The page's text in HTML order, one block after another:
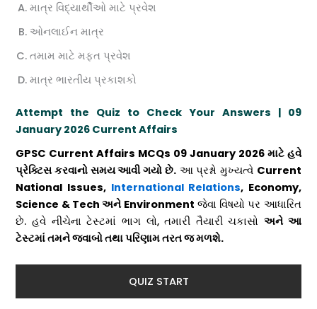
માત્ર વિદ્યાર્થીઓ માટે પ્રવેશ
ઓનલાઈન માત્ર
તમામ માટે મફત પ્રવેશ
માત્ર ભારતીય પ્રકાશકો
Attempt the Quiz to Check Your Answers | 09
January 2026 Current Affairs
GPSC Current Affairs MCQs 09 January2026 માટે હવે
પ્રેક્ટિસ કરવાનો સમય આવી ગયો છે.આ પ્રશ્નો મુખ્યત્વે Current
National Issues, International Relations, Economy,
Science & Tech અને Environment જેવા વિષયો પર આધારિત
છે. હવે નીચેના ટેસ્ટમાં ભાગ લો, તમારી તૈયારી ચકાસો અને આ
ટેસ્ટમાં તમને જવાબો તથા પરિણામ તરત જ મળશે.
QUIZ START